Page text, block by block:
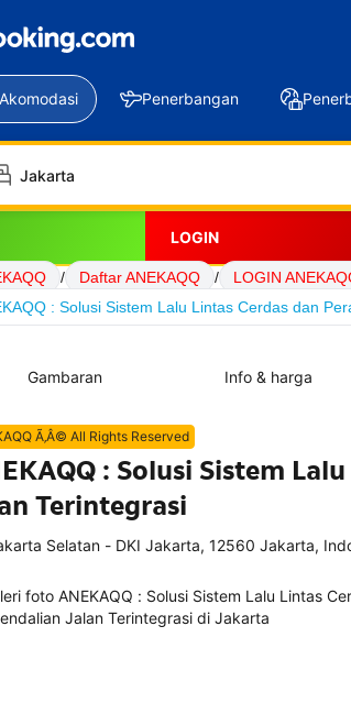
Akomodasi Penerbangan
LOGIN
/ Daftar ANEKAQQ / LOGIN
: Solusi Sistem Lalu Lintas Cerdas dan
Gambaran Info & harga
Ã‚Â© All Rights Reserved
: Solusi Sistem
Terintegrasi
Selatan - DKI Jakarta, 12560 Jakarta,